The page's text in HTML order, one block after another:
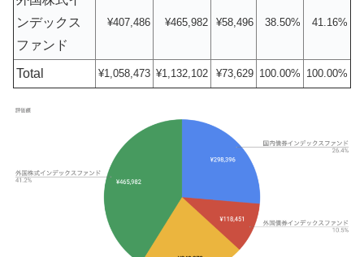
ンデックス
ファンド
¥407,486 ¥465,982 ¥58,496 38.50% 41.16%
Total ¥1,058,473 ¥1,132,102 ¥73,629 100.00% 100.00%